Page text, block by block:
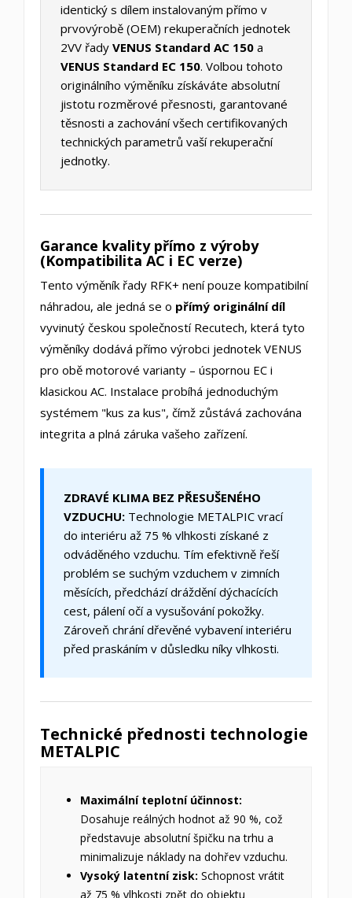
identický s dílem instalovaným přímo v
prvovýrobě (OEM) rekuperačních jednotek
2VV řady VENUS Standard AC 150 a
VENUS Standard EC 150. Volbou tohoto
originálního výměníku získáváte absolutní
jistotu rozměrové přesnosti, garantované
těsnosti a zachování všech certifikovaných
technických parametrů vaší rekuperační
jednotky.
Garance kvality přímo z výroby
(Kompatibilita AC i EC verze)
Tento výměník řady RFK+ není pouze kompatibilní
náhradou, ale jedná se o přímý originální díl
vyvinutý českou společností Recutech, která tyto
výměníky dodává přímo výrobci jednotek VENUS
pro obě motorové varianty – úspornou EC i
klasickou AC. Instalace probíhá jednoduchým
systémem "kus za kus", čímž zůstává zachována
integrita a plná záruka vašeho zařízení.
ZDRAVÉ KLIMA BEZ PŘESUŠENÉHO
VZDUCHU: Technologie METALPIC vrací
do interiéru až 75 % vlhkosti získané z
odváděného vzduchu. Tím efektivně řeší
problém se suchým vzduchem v zimních
měsících, předchází dráždění dýchacících
cest, pálení očí a vysušování pokožky.
Zároveň chrání dřevěné vybavení interiéru
před praskáním v důsledku níky vlhkosti.
Technické přednosti technologie
METALPIC
Maximální teplotní účinnost:
Dosahuje reálných hodnot až 90 %, což
představuje absolutní špičku na trhu a
minimalizuje náklady na dohřev vzduchu.
Vysoký latentní zisk: Schopnost vrátit
až 75 % vlhkosti zpět do objektu